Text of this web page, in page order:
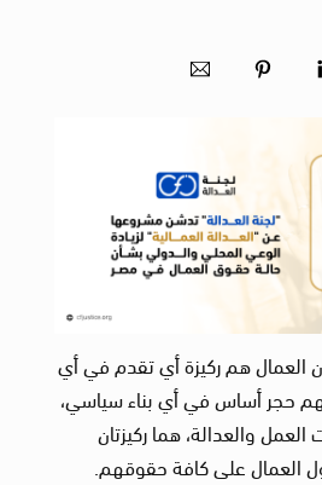
العمال هم ركيزة أي تقدم في أي
حجر أساس في أي بناء سياسي،
والعدالة، هما ركيزتان
العمال على كافة حقوقهم.